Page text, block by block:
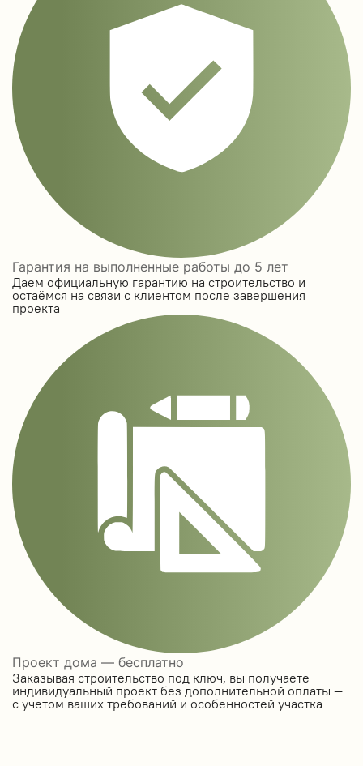
Гарантия на выполненные работы до 5 лет
Даем официальную гарантию на строительство и
остаёмся на связи с клиентом после завершения
проекта
Проект дома — бесплатно
Заказывая строительство под ключ, вы получаете
индивидуальный проект без дополнительной оплаты —
с учетом ваших требований и особенностей участка